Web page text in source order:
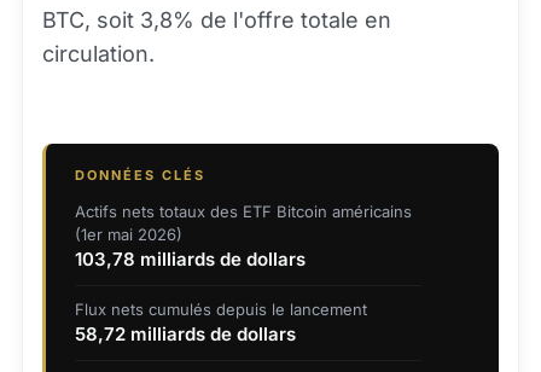
BTC, soit 3,8% de l'offre totale en
circulation.
DONNÉES CLÉS
Actifs nets totaux des ETF Bitcoin américains
(1er mai 2026)
103,78 milliards de dollars
Flux nets cumulés depuis le lancement
58,72 milliards de dollars